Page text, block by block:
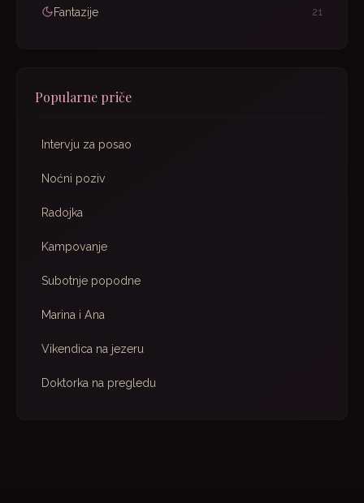
Fantazije 21
Popularne priče
Intervju za posao
Noćni poziv
Radojka
Kampovanje
Subotnje popodne
Marina i Ana
Vikendica na jezeru
Doktorka na pregledu